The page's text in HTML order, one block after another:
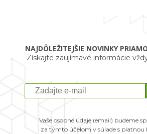
NAJDÔLEŽITEJŠIE NOVINKY
Získajte zaujímavé informácie
Vaše osobné údaje (email) budeme
za týmto účelom v súlade s platnou